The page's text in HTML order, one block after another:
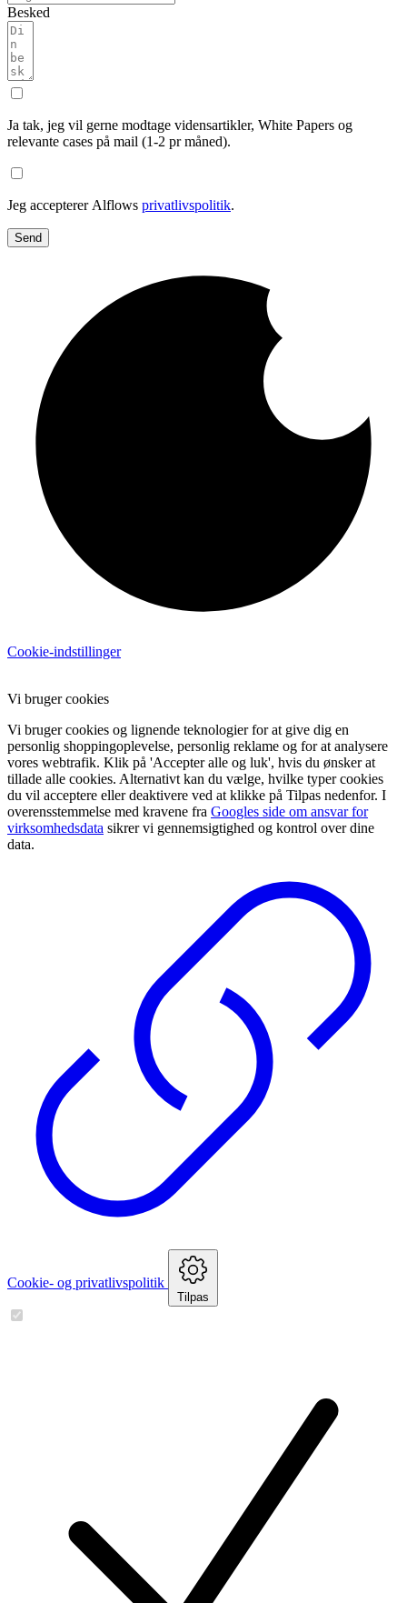
Besked
Ja tak, jeg vil gerne modtage vidensartikler, White Papers og
relevante cases på mail (1-2 pr måned).
Jeg accepterer Alflows privatlivspolitik.
Send
Cookie-indstillinger
Vi bruger cookies
Vi bruger cookies og lignende teknologier for at give dig en
personlig shoppingoplevelse, personlig reklame og for at analysere
vores webtrafik. Klik på 'Accepter alle og luk', hvis du ønsker at
tillade alle cookies. Alternativt kan du vælge, hvilke typer cookies
du vil acceptere eller deaktivere ved at klikke på Tilpas nedenfor. I
overensstemmelse med kravene fra Googles side om ansvar for
virksomhedsdata sikrer vi gennemsigtighed og kontrol over dine
data.
Cookie- og privatlivspolitik
Tilpas